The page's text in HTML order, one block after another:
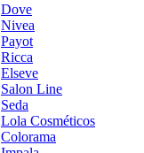
Dove
Nivea
Payot
Ricca
Elseve
Salon Line
Seda
Lola Cosméticos
Colorama